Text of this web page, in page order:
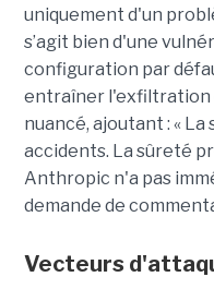
uniquement d'un
s’agit bien d'une
configuration par
entraîner l'exfiltration
nuancé, ajoutant : «
accidents. La sûreté
Anthropic n'a pas
demande de
Vecteurs